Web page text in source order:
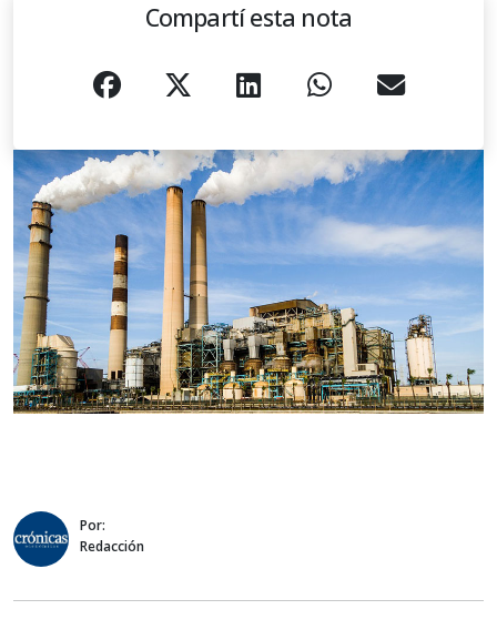
Compartí esta nota
Por:
Redacción